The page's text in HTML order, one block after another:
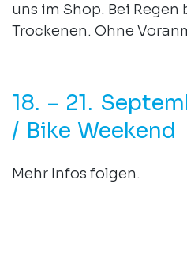
uns im Shop. Bei
Trockenen. Ohne
18. – 21.
/ Bike Weekend
Mehr Infos folgen.